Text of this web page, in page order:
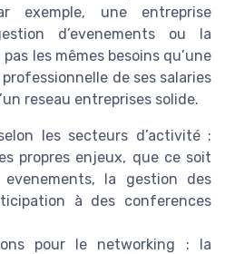
exemple, une entreprise
d’evenements ou la
pas les mêmes besoins qu’une
de ses salaries
reseau entreprises solide.
les secteurs d’activité :
propres enjeux, que ce soit
evenements, la gestion des
à des conferences
pour le networking : la